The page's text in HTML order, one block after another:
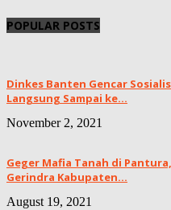
POPULAR POSTS
Dinkes Banten Gencar
Langsung Sampai ke...
November 2, 2021
Geger Mafia Tanah di
Gerindra Kabupaten...
August 19, 2021